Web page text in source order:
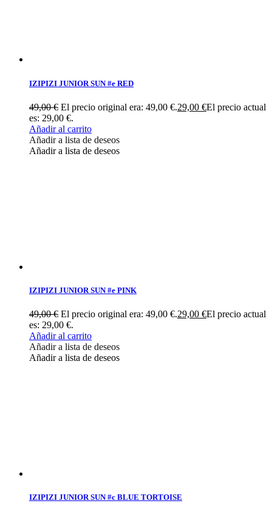
IZIPIZI JUNIOR SUN #e RED
49,00€ El precio original era: 49,00 €.29,00 €El precio actual
es: 29,00 €.
Añadir al carrito
Añadir a lista de deseos
Añadir a lista de deseos
IZIPIZI JUNIOR SUN #e PINK
49,00€ El precio original era: 49,00 €.29,00 €El precio actual
es: 29,00 €.
Añadir al carrito
Añadir a lista de deseos
Añadir a lista de deseos
IZIPIZI JUNIOR SUN #c BLUE TORTOISE